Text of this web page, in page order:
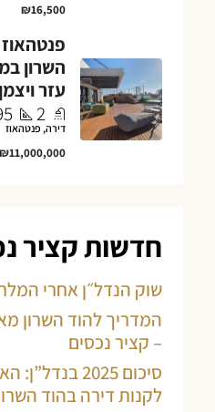
₪16,500
עזר ויצמן
2
דירה, פנטהאוז
₪11,000,000
חדשות קציר
שוק הנדל״ן אחרי
המדריך להוד השרון
– קציר נכסים
סיכום 2025
לקנות דירה בהוד